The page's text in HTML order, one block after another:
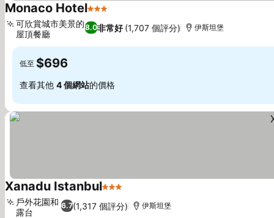
Monaco Hotel3 星級
8.0非常好 (1,707 個評分)
可欣賞城市美景的
屋頂餐廳
伊斯坦堡
低至 $696
查看其他 4 個網站的價格
Xanadu Istanbul3 星級
6.7(1,317 個評分)
戶外花園和
露台
伊斯坦堡